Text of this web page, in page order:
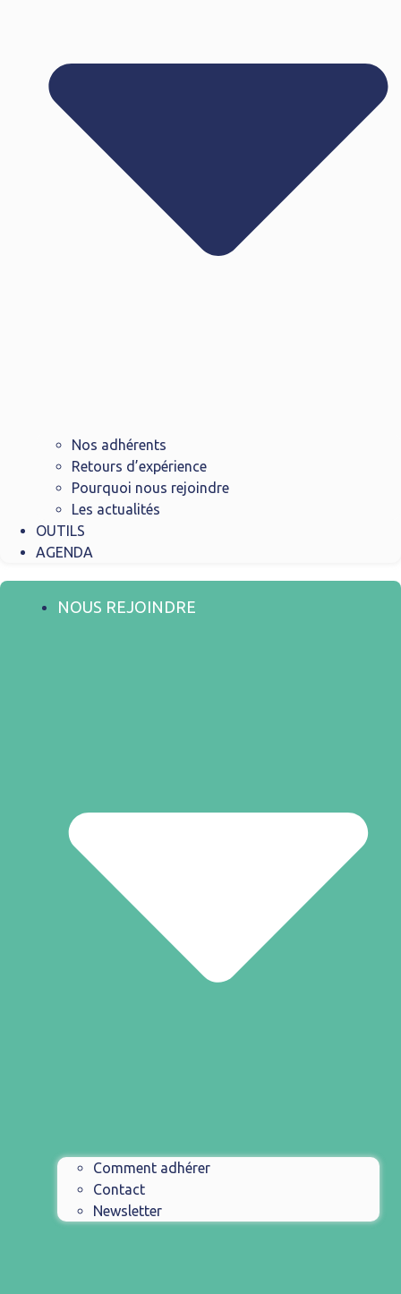
Nos adhérents
Retours d’expérience
Pourquoi nous rejoindre
Les actualités
OUTILS
AGENDA
NOUS REJOINDRE
Comment adhérer
Contact
Newsletter